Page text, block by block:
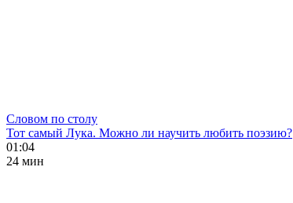
Словом по столу
Тот самый Лука. Можно ли научить любить поэзию?
01:04
24 мин